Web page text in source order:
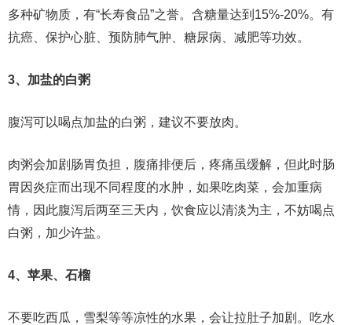
多种矿物质，有“长寿食品”之誉。含糖量达到15%-20%。有
抗癌、保护心脏、预防肺气肿、糖尿病、减肥等功效。
3、加盐的白粥
腹泻可以喝点加盐的白粥，建议不要放肉。
肉粥会加剧肠胃负担，腹痛排便后，疼痛虽缓解，但此时肠
胃因炎症而出现不同程度的水肿，如果吃肉菜，会加重病
情，因此腹泻后两至三天内，饮食应以清淡为主，不妨喝点
白粥，加少许盐。
4、苹果、石榴
不要吃西瓜，雪梨等等凉性的水果，会让拉肚子加剧。吃水